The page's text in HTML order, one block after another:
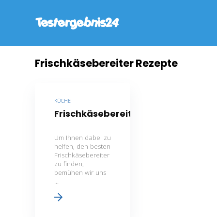
Frischkäsebereiter Rezepte
KÜCHE
Frischkäsebereiter
Um Ihnen dabei zu
helfen, den besten
Frischkäsebereiter
zu finden,
bemühen wir uns
...